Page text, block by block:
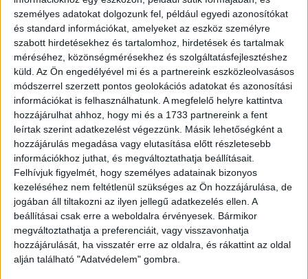
személyes adatokat dolgozunk fel, például egyedi azonosítókat
és standard információkat, amelyeket az eszköz személyre
szabott hirdetésekhez és tartalomhoz, hirdetések és tartalmak
méréséhez, közönségmérésekhez és szolgáltatásfejlesztéshez
küld. Az Ön engedélyével mi és a partnereink eszközleolvasásos
módszerrel szerzett pontos geolokációs adatokat és azonosítási
információkat is felhasználhatunk. A megfelelő helyre kattintva
hozzájárulhat ahhoz, hogy mi és a 1733 partnereink a fent
leírtak szerint adatkezelést végezzünk. Másik lehetőségként a
hozzájárulás megadása vagy elutasítása előtt részletesebb
információkhoz juthat, és megváltoztathatja beállításait.
Felhívjuk figyelmét, hogy személyes adatainak bizonyos
kezeléséhez nem feltétlenül szükséges az Ön hozzájárulása, de
jogában áll tiltakozni az ilyen jellegű adatkezelés ellen. A
beállításai csak erre a weboldalra érvényesek. Bármikor
megváltoztathatja a preferenciáit, vagy visszavonhatja
hozzájárulását, ha visszatér erre az oldalra, és rákattint az oldal
alján található "Adatvédelem" gombra.
A játékosok nemcsak egyre látványosabb és ezzel együtt
bonyolultabb feladatokat kapnak, hanem az építés során
az idővel is versenyt futnak. Minden adás végén egy
csapat elköszön a műsortól, a fináléban pedig kiderül:
melyik párosé lesz a LEGO Masters cím és a győztesnek
járó 10 millió forintos fődíj.
A LEGO Masters 2025-ös évadába még lehet jelentkezni.
OLVASTA MÁR?